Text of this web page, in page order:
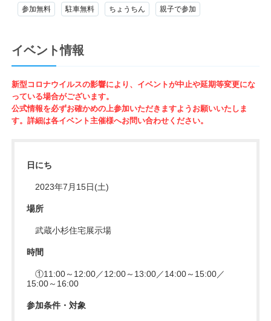
参加無料 駐車無料 ちょうちん 親子で参加
イベント情報
新型コロナウイルスの影響により、イベントが中止や延期等変更にな
っている場合がございます。
公式情報を必ずお確かめの上参加いただきますようお願いいたしま
す。詳細は各イベント主催様へお問い合わせください。
日にち
2023年7月15日(土)
場所
武蔵小杉住宅展示場
時間
①11:00～12:00／12:00～13:00／14:00～15:00／
15:00～16:00
参加条件・対象